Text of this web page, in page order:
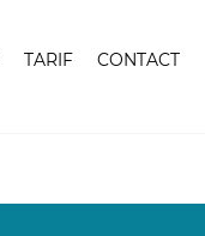
TARIF CONTACT